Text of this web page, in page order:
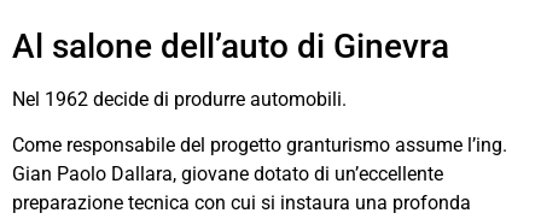
Al salone dell’auto di Ginevra
Nel 1962 decide di produrre automobili.
Come responsabile del progetto granturismo assume l’ing.
Gian Paolo Dallara, giovane dotato di un’eccellente
preparazione tecnica con cui si instaura una profonda